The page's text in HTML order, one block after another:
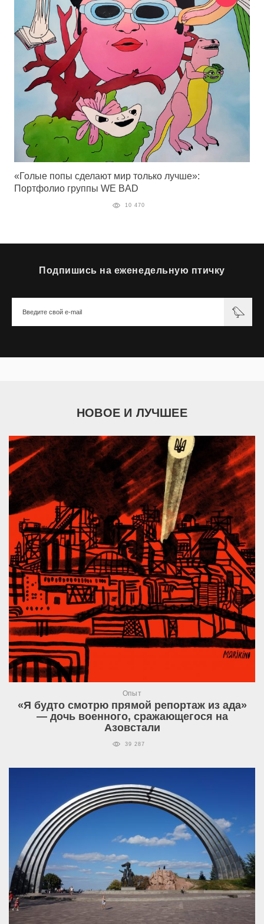
«Голые попы сделают мир только лучше»:
Портфолио группы WE BAD
10 470
Подпишись на еженедельную птичку
НОВОЕ И ЛУЧШЕЕ
Опыт
«Я будто смотрю прямой репортаж из ада»
— дочь военного, сражающегося на
Азовстали
39 287